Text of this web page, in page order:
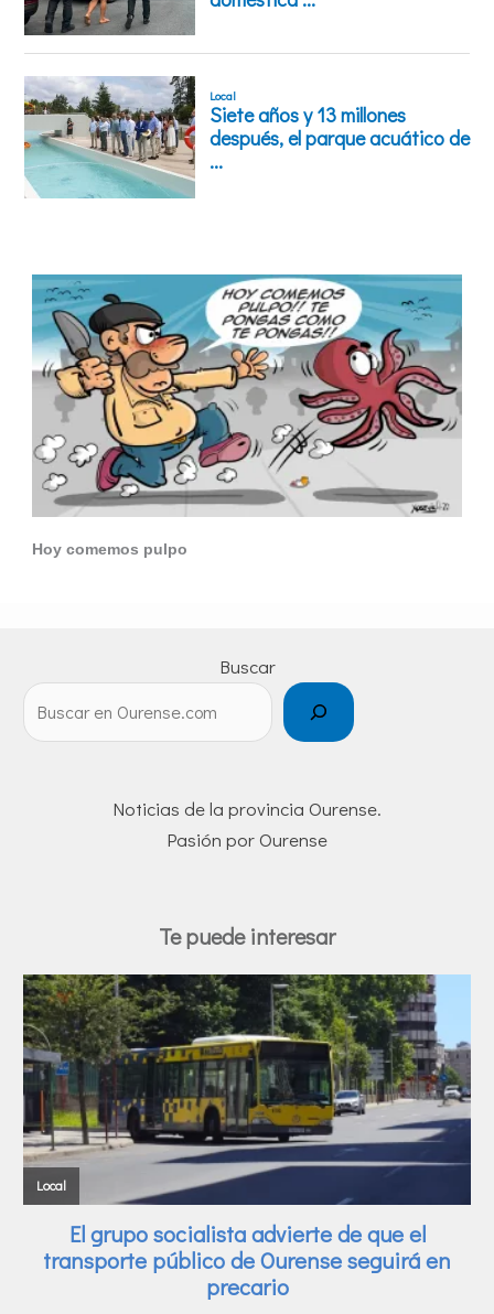
Hoy comemos pulpo
Buscar
Noticias de la provincia Ourense.
Pasión por Ourense
Te puede interesar